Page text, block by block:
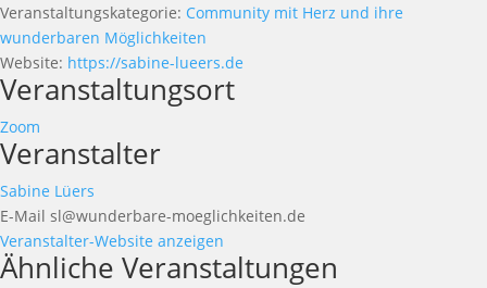
Veranstaltungskategorie: Community mit Herz und ihre
wunderbaren Möglichkeiten
Website: https://sabine-lueers.de
Veranstaltungsort
Zoom
Veranstalter
Sabine Lüers
E-Mail sl@wunderbare-moeglichkeiten.de
Veranstalter-Website anzeigen
Ähnliche Veranstaltungen